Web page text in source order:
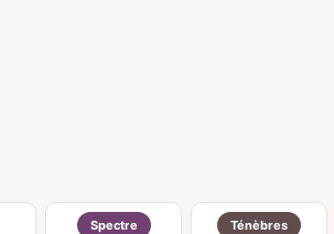
Spectre Ténèbres